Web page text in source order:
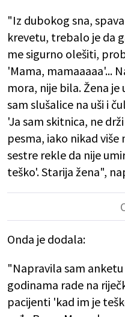
"Iz dubokog sna,
krevetu, trebalo je da
me sigurno olešiti,
'Mama, mamaaaaa'...
mora, nije bila. Žena
sam slušalice na uši i
'Ja sam skitnica, ne
pesma, iako nikad više
sestre rekle da nije
teško'. Starija žena",
Onda je dodala:
"Napravila sam
godinama rade na
pacijenti 'kad im je